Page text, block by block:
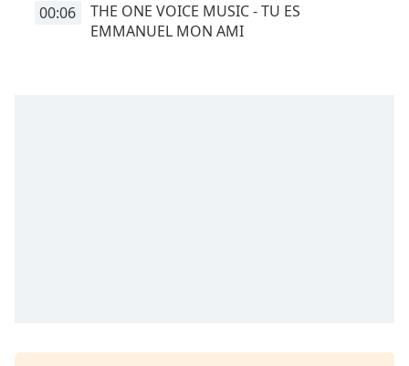
00:06
THE ONE VOICE MUSIC - TU ES
EMMANUEL MON AMI